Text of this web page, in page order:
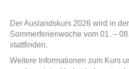
Der Auslandskurs 2026 wird in
Sommerferienwoche vom 01. –
stattfinden.
Weitere Informationen zum Kurs